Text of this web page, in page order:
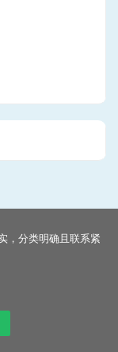
，分类明确且联系紧